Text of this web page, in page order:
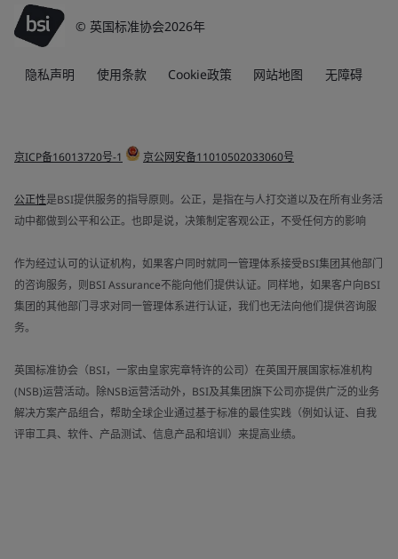
© 英国标准协会2026年
隐私声明 使用条款 Cookie政策 网站地图 无障碍
京ICP备16013720号-1 京公网安备11010502033060号
公正性是BSI提供服务的指导原则。公正，是指在与人打交道以及在所有业务活
动中都做到公平和公正。也即是说，决策制定客观公正，不受任何方的影响
作为经过认可的认证机构，如果客户同时就同一管理体系接受BSI集团其他部门
的咨询服务，则BSI Assurance不能向他们提供认证。同样地，如果客户向BSI
集团的其他部门寻求对同一管理体系进行认证，我们也无法向他们提供咨询服
务。
英国标准协会（BSI，一家由皇家宪章特许的公司）在英国开展国家标准机构
(NSB)运营活动。除NSB运营活动外，BSI及其集团旗下公司亦提供广泛的业务
解决方案产品组合，帮助全球企业通过基于标准的最佳实践（例如认证、自我
评审工具、软件、产品测试、信息产品和培训）来提高业绩。